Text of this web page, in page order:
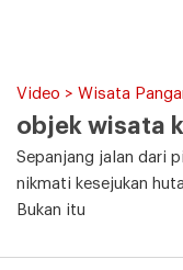
Video > Wisata
objek wisata
Sepanjang jalan dari
nikmati kesejukan
Bukan itu